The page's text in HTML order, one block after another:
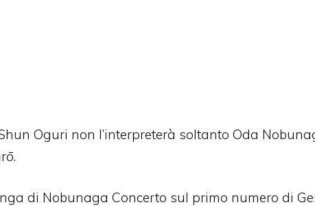
Oguri non l’interpreterà soltanto Oda
di Nobunaga Concerto sul primo numero di